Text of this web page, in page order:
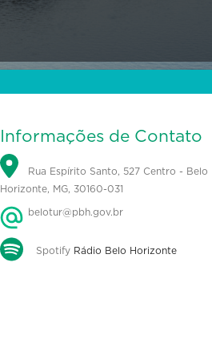
Informações de Contato
Rua Espírito Santo, 527 Centro - Belo
Horizonte, MG, 30160-031
belotur@pbh.gov.br
Spotify Rádio Belo Horizonte